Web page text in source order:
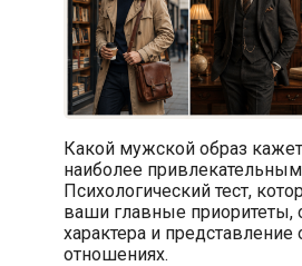
Какой мужской образ
наиболее
Психологический тест,
ваши главные приоритеты,
характера и
отношениях.